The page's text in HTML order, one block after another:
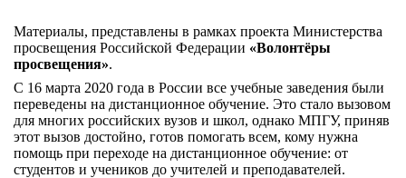
Материалы, представлены в рамках проекта Министерства
просвещения Российской Федерации «Волонтёры
просвещения».
С 16 марта 2020 года в России все учебные заведения были
переведены на дистанционное обучение. Это стало вызовом
для многих российских вузов и школ, однако МПГУ, приняв
этот вызов достойно, готов помогать всем, кому нужна
помощь при переходе на дистанционное обучение: от
студентов и учеников до учителей и преподавателей.